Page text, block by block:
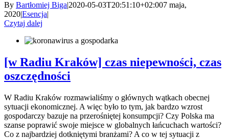
By Bartłomiej Biga|2020-05-03T20:51:10+02:007 maja,
2020|Esencja|
Czytaj dalej
[w Radiu Kraków] czas niepewności, czas
oszczędności
W Radiu Kraków rozmawialiśmy o głównych wątkach obecnej
sytuacji ekonomicznej. A więc było to tym, jak bardzo wzrost
gospodarczy bazuje na przerośniętej konsumpcji? Czy Polska ma
szanse poprawić swoje miejsce w globalnych łańcuchach wartości?
Co z najbardziej dotkniętymi branżami? A co w tej sytuacji z